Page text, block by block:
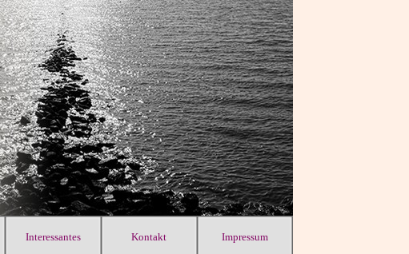
Interessantes Kontakt Impressum